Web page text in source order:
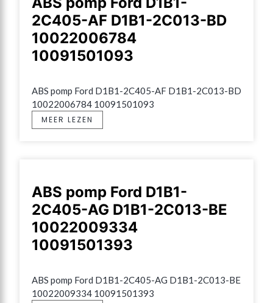
2C405-AF D1B1-2C013-BD
10022006784
10091501093
ABS pomp Ford D1B1-2C405-AF D1B1-2C013-BD
10022006784 10091501093
MEER LEZEN
ABS pomp Ford D1B1-
2C405-AG D1B1-2C013-BE
10022009334
10091501393
ABS pomp Ford D1B1-2C405-AG D1B1-2C013-BE
10022009334 10091501393